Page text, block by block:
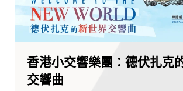
香港小交響樂團：德伏扎克
交響曲